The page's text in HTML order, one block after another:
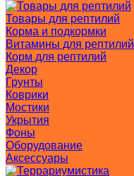
Товары для рептилий
Корма и подкормки
Витамины для рептилий
Корм для рептилий
Декор
Грунты
Коврики
Мостики
Укрытия
Фоны
Оборудование
Аксессуары